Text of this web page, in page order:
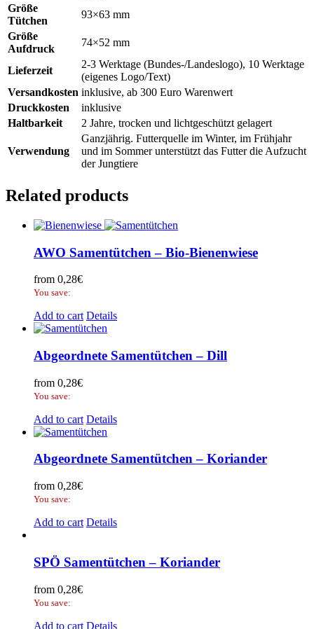
Größe
Tütchen
93×63 mm
Größe
Aufdruck
74×52 mm
Lieferzeit
2-3 Werktage (Bundes-/Landeslogo), 10 Werktage
(eigenes Logo/Text)
Versandkosten inklusive, ab 300 Euro Warenwert
Druckkosten
inklusive
Haltbarkeit
2 Jahre, trocken und lichtgeschützt gelagert
Verwendung
Ganzjährig. Futterquelle im Winter, im Frühjahr
und im Sommer unterstützt das Futter die Aufzucht
der Jungtiere
Related products
AWO Samentütchen – Bio-Bienenwiese
from 0,28€
You save:
Add to cart Details
Abgeordnete Samentütchen – Dill
from 0,28€
You save:
Add to cart Details
Abgeordnete Samentütchen – Koriander
from 0,28€
You save:
Add to cart Details
SPÖ Samentütchen – Koriander
from 0,28€
You save:
Add to cart Details